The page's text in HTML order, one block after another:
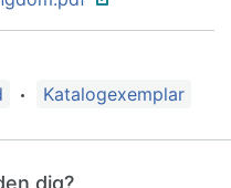
Katalogexemplar
dig?